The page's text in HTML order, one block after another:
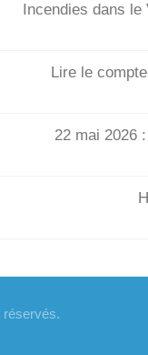
Incendies dans le
Lire le
22 mai 2026
réservés.